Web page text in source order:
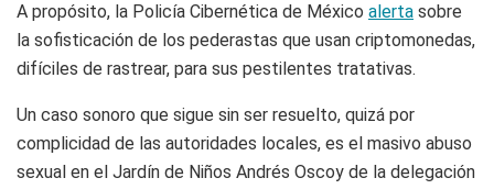
A propósito, la Policía Cibernética de México alerta sobre
la sofisticación de los pederastas que usan criptomonedas,
difíciles de rastrear, para sus pestilentes tratativas.
Un caso sonoro que sigue sin ser resuelto, quizá por
complicidad de las autoridades locales, es el masivo abuso
sexual en el Jardín de Niños Andrés Oscoy de la delegación